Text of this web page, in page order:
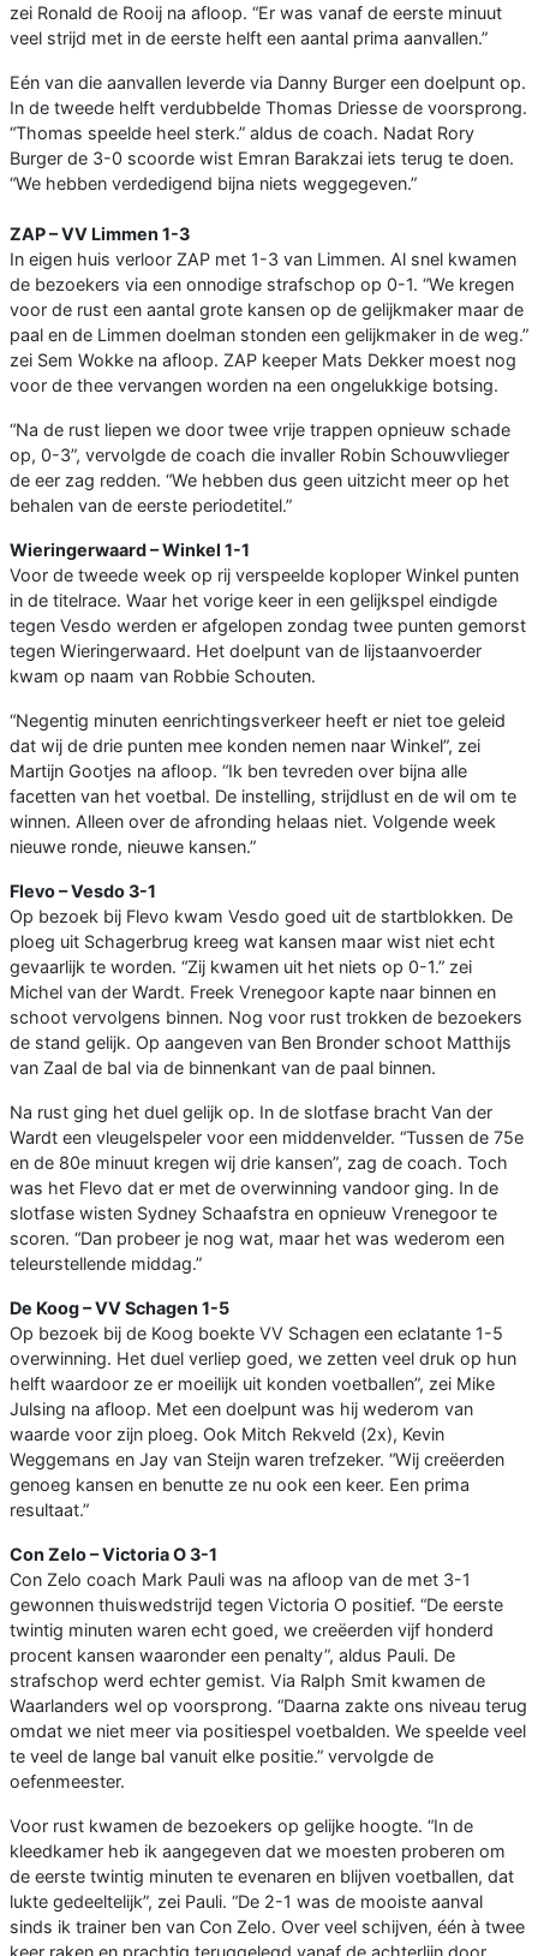
zei Ronald de Rooij na afloop. “Er was vanaf de eerste minuut
veel strijd met in de eerste helft een aantal prima aanvallen.”
Eén van die aanvallen leverde via Danny Burger een doelpunt op.
In de tweede helft verdubbelde Thomas Driesse de voorsprong.
“Thomas speelde heel sterk.” aldus de coach. Nadat Rory
Burger de 3-0 scoorde wist Emran Barakzai iets terug te doen.
“We hebben verdedigend bijna niets weggegeven.”
ZAP – VV Limmen 1-3
In eigen huis verloor ZAP met 1-3 van Limmen. Al snel kwamen
de bezoekers via een onnodige strafschop op 0-1. “We kregen
voor de rust een aantal grote kansen op de gelijkmaker maar de
paal en de Limmen doelman stonden een gelijkmaker in de weg.”
zei Sem Wokke na afloop. ZAP keeper Mats Dekker moest nog
voor de thee vervangen worden na een ongelukkige botsing.
“Na de rust liepen we door twee vrije trappen opnieuw schade
op, 0-3”, vervolgde de coach die invaller Robin Schouwvlieger
de eer zag redden. “We hebben dus geen uitzicht meer op het
behalen van de eerste periodetitel.”
Wieringerwaard – Winkel 1-1
Voor de tweede week op rij verspeelde koploper Winkel punten
in de titelrace. Waar het vorige keer in een gelijkspel eindigde
tegen Vesdo werden er afgelopen zondag twee punten gemorst
tegen Wieringerwaard. Het doelpunt van de lijstaanvoerder
kwam op naam van Robbie Schouten.
“Negentig minuten eenrichtingsverkeer heeft er niet toe geleid
dat wij de drie punten mee konden nemen naar Winkel”, zei
Martijn Gootjes na afloop. “Ik ben tevreden over bijna alle
facetten van het voetbal. De instelling, strijdlust en de wil om te
winnen. Alleen over de afronding helaas niet. Volgende week
nieuwe ronde, nieuwe kansen.”
Flevo – Vesdo 3-1
Op bezoek bij Flevo kwam Vesdo goed uit de startblokken. De
ploeg uit Schagerbrug kreeg wat kansen maar wist niet echt
gevaarlijk te worden. “Zij kwamen uit het niets op 0-1.” zei
Michel van der Wardt. Freek Vrenegoor kapte naar binnen en
schoot vervolgens binnen. Nog voor rust trokken de bezoekers
de stand gelijk. Op aangeven van Ben Bronder schoot Matthijs
van Zaal de bal via de binnenkant van de paal binnen.
Na rust ging het duel gelijk op. In de slotfase bracht Van der
Wardt een vleugelspeler voor een middenvelder. “Tussen de 75e
en de 80e minuut kregen wij drie kansen”, zag de coach. Toch
was het Flevo dat er met de overwinning vandoor ging. In de
slotfase wisten Sydney Schaafstra en opnieuw Vrenegoor te
scoren. “Dan probeer je nog wat, maar het was wederom een
teleurstellende middag.”
De Koog – VV Schagen 1-5
Op bezoek bij de Koog boekte VV Schagen een eclatante 1-5
overwinning. Het duel verliep goed, we zetten veel druk op hun
helft waardoor ze er moeilijk uit konden voetballen”, zei Mike
Julsing na afloop. Met een doelpunt was hij wederom van
waarde voor zijn ploeg. Ook Mitch Rekveld (2x), Kevin
Weggemans en Jay van Steijn waren trefzeker. “Wij creëerden
genoeg kansen en benutte ze nu ook een keer. Een prima
resultaat.”
Con Zelo – Victoria O 3-1
Con Zelo coach Mark Pauli was na afloop van de met 3-1
gewonnen thuiswedstrijd tegen Victoria O positief. “De eerste
twintig minuten waren echt goed, we creëerden vijf honderd
procent kansen waaronder een penalty”, aldus Pauli. De
strafschop werd echter gemist. Via Ralph Smit kwamen de
Waarlanders wel op voorsprong. “Daarna zakte ons niveau terug
omdat we niet meer via positiespel voetbalden. We speelde veel
te veel de lange bal vanuit elke positie.” vervolgde de
oefenmeester.
Voor rust kwamen de bezoekers op gelijke hoogte. “In de
kleedkamer heb ik aangegeven dat we moesten proberen om
de eerste twintig minuten te evenaren en blijven voetballen, dat
lukte gedeeltelijk”, zei Pauli. “De 2-1 was de mooiste aanval
sinds ik trainer ben van Con Zelo. Over veel schijven, één à twee
keer raken en prachtig teruggelegd vanaf de achterlijn door